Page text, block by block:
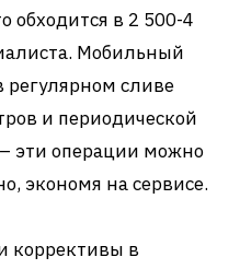
обходится в 2 500-4
Мобильный
регулярном сливе
и периодической
эти операции можно
экономя на сервисе.
коррективы в